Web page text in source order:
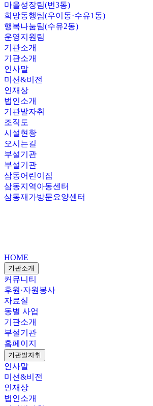
마을성장팀(번3동)
희망동행팀(우이동·수유1동)
행복나눔팀(수유2동)
운영지원팀
기관소개
기관소개
인사말
미션&비전
인재상
법인소개
기관발자취
조직도
시설현황
오시는길
부설기관
부설기관
삼동어린이집
삼동지역아동센터
삼동재가방문요양센터
HOME
기관소개
커뮤니티
후원·자원봉사
자료실
동별 사업
기관소개
부설기관
홈페이지
기관발자취
인사말
미션&비전
인재상
법인소개